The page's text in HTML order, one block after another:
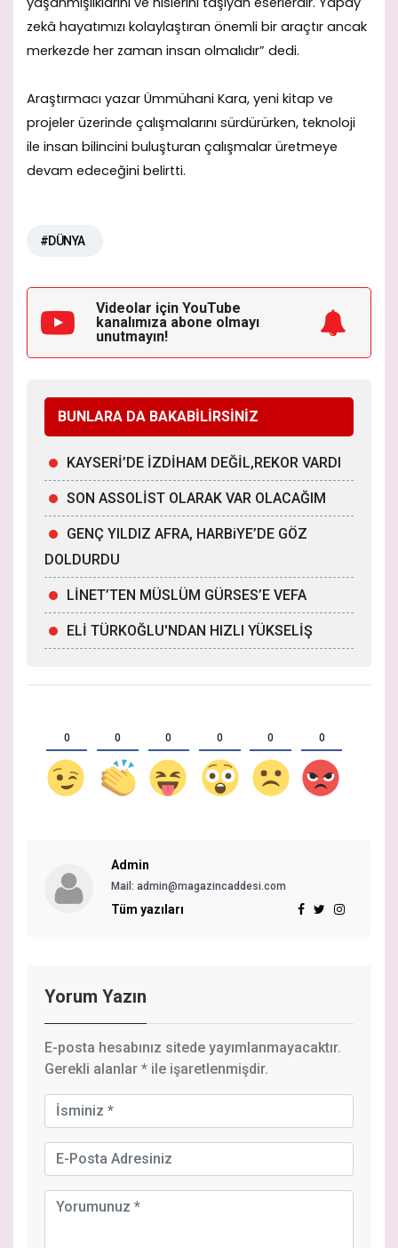
zekâ hayatımızı kolaylaştıran önemli bir araçtır ancak
merkezde her zaman insan olmalıdır” dedi.
Araştırmacı yazar Ümmühani Kara, yeni kitap ve
projeler üzerinde çalışmalarını sürdürürken, teknoloji
ile insan bilincini buluşturan çalışmalar üretmeye
devam edeceğini belirtti.
#DÜNYA
Videolar için YouTube
kanalımıza abone olmayı
unutmayın!
BUNLARA DA BAKABİLİRSİNİZ
KAYSERİ’DE İZDİHAM DEĞİL,REKOR VARDI
SON ASSOLİST OLARAK VAR OLACAĞIM
GENÇ YILDIZ AFRA, HARBiYE’DE GÖZ
DOLDURDU
LİNET’TEN MÜSLÜM GÜRSES’E VEFA
ELİ TÜRKOĞLU'NDAN HIZLI YÜKSELİŞ
0 0 0 0 0 0
Admin
Mail: admin@magazincaddesi.com
Tüm yazıları
Yorum Yazın
E-posta hesabınız sitede yayımlanmayacaktır.
Gerekli alanlar * ile işaretlenmişdir.